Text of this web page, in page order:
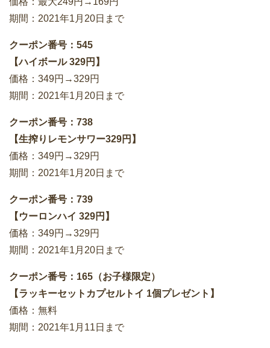
期間：2021年1月20日まで
クーポン番号：545
【ハイボール 329円】
価格：349円→329円
期間：2021年1月20日まで
クーポン番号：738
【生搾りレモンサワー329円】
価格：349円→329円
期間：2021年1月20日まで
クーポン番号：739
【ウーロンハイ 329円】
価格：349円→329円
期間：2021年1月20日まで
クーポン番号：165（お子様限定）
【ラッキーセットカプセルトイ 1個プレゼント】
価格：無料
期間：2021年1月11日まで